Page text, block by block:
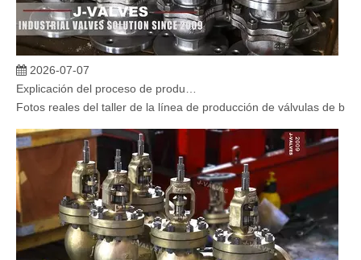
2026-07-07
Fotos reales del taller de la línea de producción de válvulas de